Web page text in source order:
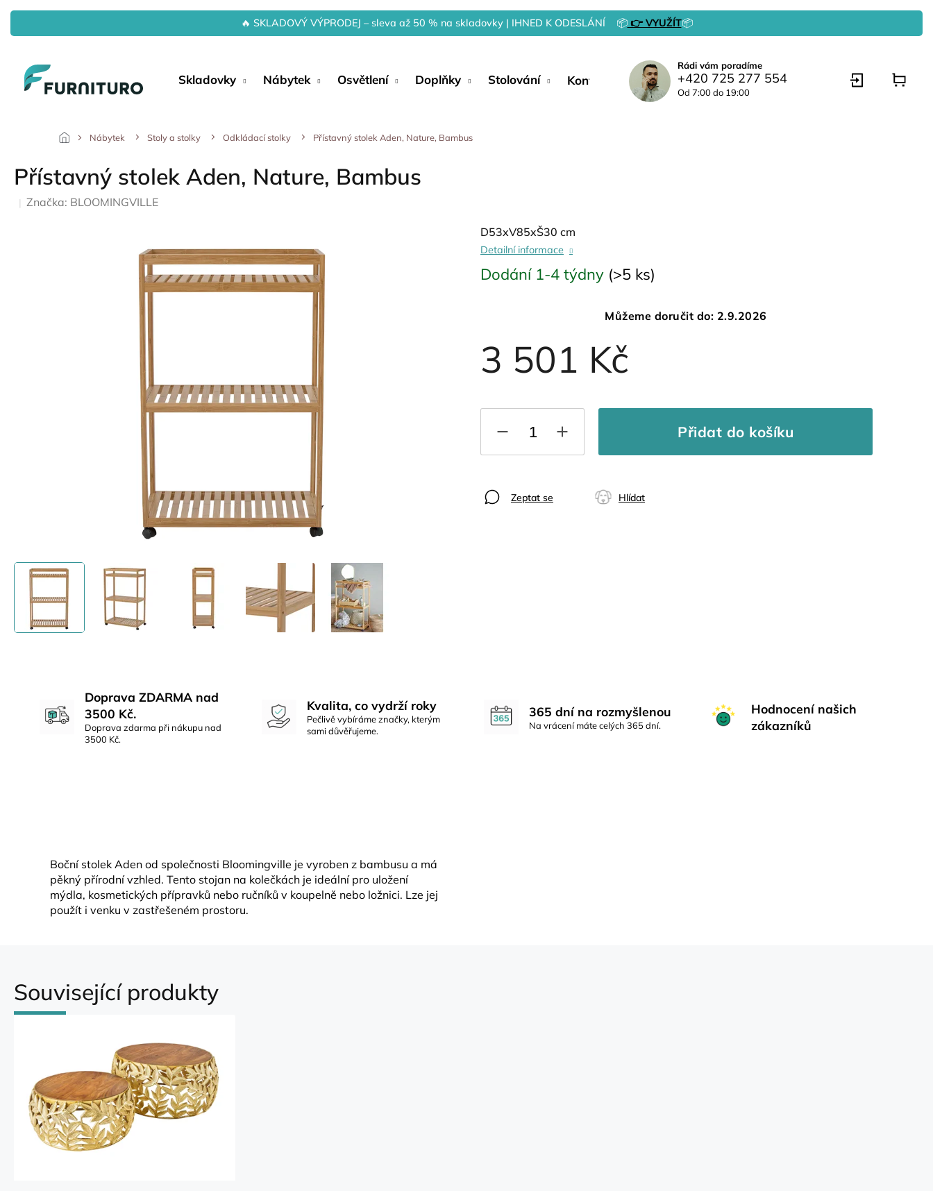
Přejít
obsah
🔥 SKLADOVÝ VÝPRODEJ – sleva až 50 % na skladovky | IHNED K ODESLÁNÍ 📦👉 VYUŽÍT📦
Skladovky Nábytek Osvětlení Doplňky Stolování Kontakty
Rádi vám poradíme
+420 725 277 554
Od 7:00 do 19:00
Nábytek Stoly a stolky Odkládací stolky Přístavný stolek Aden, Nature, Bambus
Přístavný stolek Aden, Nature, Bambus
Značka: BLOOMINGVILLE
3 501 Kč
Dodání 1-4 týdny (>5 ks)
Můžeme doručit do: 2.9.2026
Přidat do košíku
D53xV85xŠ30 cm
Detailní informace
Zeptat se Hlídat
Doprava ZDARMA nad
3500 Kč.
Doprava zdarma při nákupu nad
3500 Kč.
Kvalita, co vydrží roky
Pečlivě vybíráme značky, kterým
sami důvěřujeme.
365 dní na rozmyšlenou
Na vrácení máte celých 365 dní.
Hodnocení našich
zákazníků
Související produkty
Boční stolek Aden od společnosti Bloomingville je vyroben z bambusu a má
pěkný přírodní vzhled. Tento stojan na kolečkách je ideální pro uložení
mýdla, kosmetických přípravků nebo ručníků v koupelně nebo ložnici. Lze jej
použít i venku v zastřešeném prostoru.